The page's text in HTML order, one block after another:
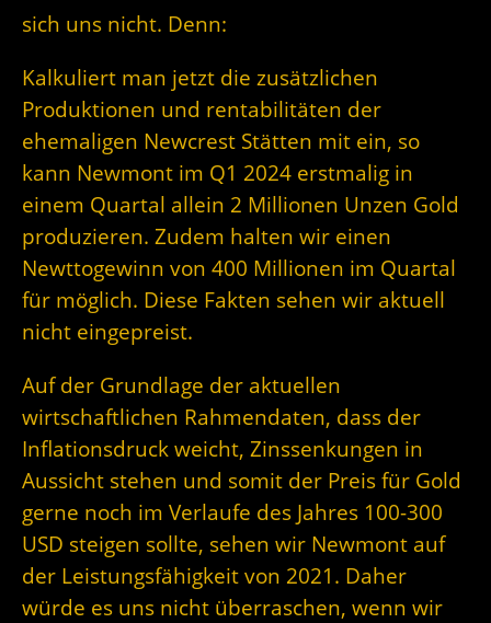
sich uns nicht. Denn:
Kalkuliert man jetzt die zusätzlichen
Produktionen und rentabilitäten der
ehemaligen Newcrest Stätten mit ein, so
kann Newmont im Q1 2024 erstmalig in
einem Quartal allein 2 Millionen Unzen Gold
produzieren. Zudem halten wir einen
Newttogewinn von 400 Millionen im Quartal
für möglich. Diese Fakten sehen wir aktuell
nicht eingepreist.
Auf der Grundlage der aktuellen
wirtschaftlichen Rahmendaten, dass der
Inflationsdruck weicht, Zinssenkungen in
Aussicht stehen und somit der Preis für Gold
gerne noch im Verlaufe des Jahres 100-300
USD steigen sollte, sehen wir Newmont auf
der Leistungsfähigkeit von 2021. Daher
würde es uns nicht überraschen, wenn wir